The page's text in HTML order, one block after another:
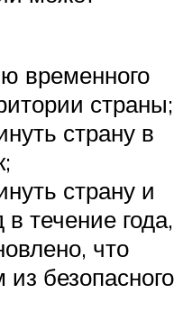
временного
страны;
страну в
страну и
в течение года,
что
безопасного